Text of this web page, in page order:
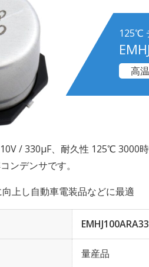
125℃
高
/ 330µF、耐久性 125℃ 3000
ンデンサです。
上し自動車電装品などに最適
量産品